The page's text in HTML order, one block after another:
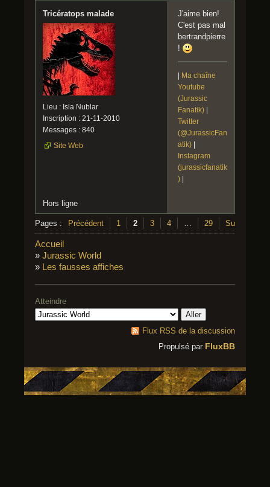
Tricératops malade
Lieu : Isla Nublar
Inscription : 21-11-2010
Messages : 840
Site Web
J'aime bien!
C'est pas mal
bertrandpierre
!
| Ma chaîne
Youtube
(Jurassic
Fanatik) |
Twitter
(@JurassicFan
atik) |
Instagram
(jurassicfanatik
) |
Hors ligne
Pages : Précédent 1 2 3 4 29 Suivant
Accueil
» Jurassic World
» Les fausses affiches
Atteindre
Flux RSS de la discussion
Propulsé par FluxBB